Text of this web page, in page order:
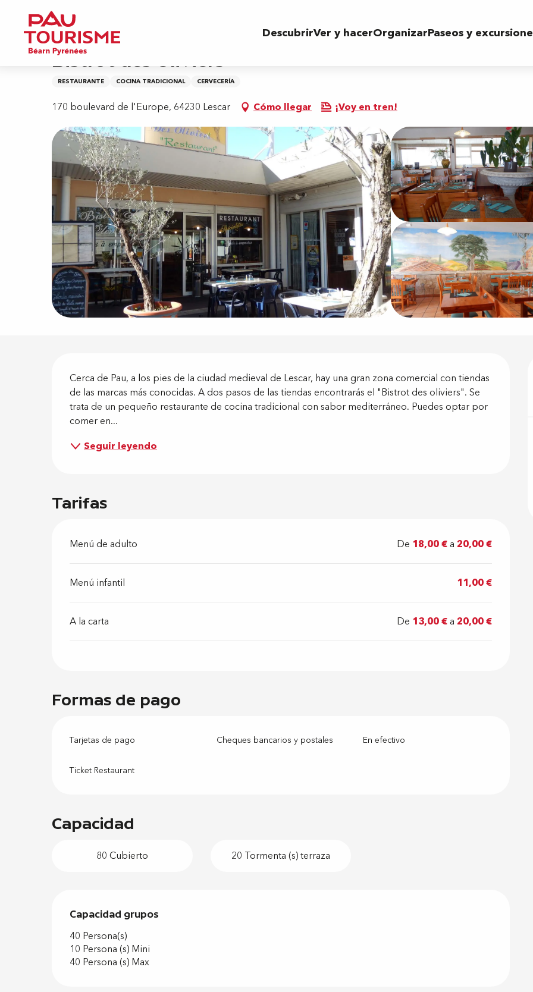
contenu
principal
DescubrirVer y hacerOrganizarPaseos y
Inicio
Bistrot des Oliviers
RESTAURANTE COCINA TRADICIONAL CERVECERÍA
170 boulevard de l'Europe, 64230 Lescar Cómo llegar ¡Voy en tren!
Descripción
Cerca de Pau, a los pies de la ciudad medieval de Lescar, hay una gran zona comercial con tiendas
de las marcas más conocidas. A dos pasos de las tiendas encontrarás el "Bistrot des oliviers". Se
trata de un pequeño restaurante de cocina tradicional con sabor mediterráneo. Puedes optar por
comer en...
Seguir leyendo
Tarifas
Menú de adulto De 18,00 €a20,00 €
Menú infantil 11,00 €
A la carta De 13,00 €a20,00 €
Formas de pago
Tarjetas de pago Cheques bancarios y postales En efectivo
Ticket Restaurant
Capacidad
80 Cubierto 20 Tormenta (s) terraza
Capacidad grupos
Capacidad grupos
40 Persona(s)
10 Persona (s) Mini
40 Persona (s) Max